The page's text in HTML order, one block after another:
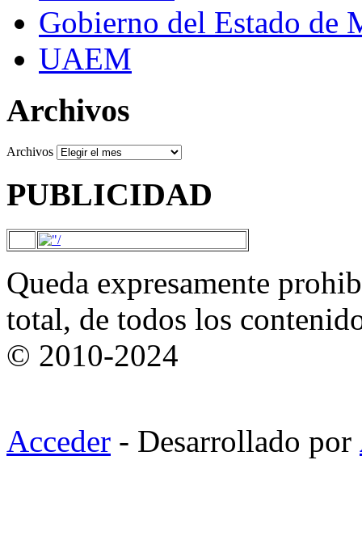
Gobierno del Estado de
UAEM
Archivos
Archivos
PUBLICIDAD
Queda expresamente
total, de todos los
© 2010-2024
Acceder - Desarrollado por